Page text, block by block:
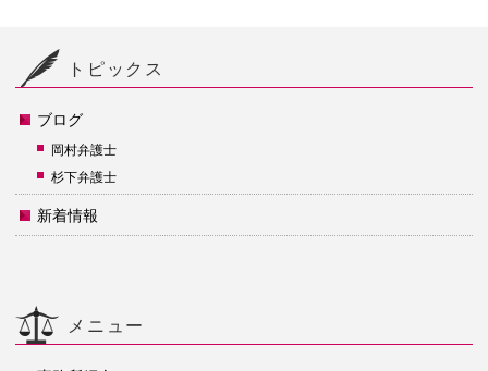
トピックス
ブログ
岡村弁護士
杉下弁護士
新着情報
メニュー